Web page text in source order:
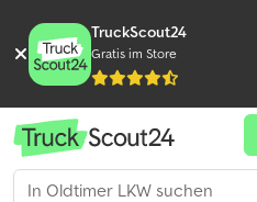
TruckScout24
Gratis im Store